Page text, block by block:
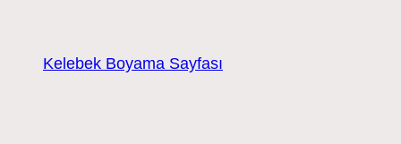
Kelebek Boyama Sayfası